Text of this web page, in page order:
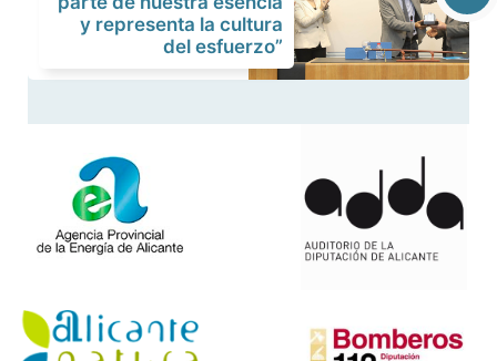
y representa la cultura
del esfuerzo”